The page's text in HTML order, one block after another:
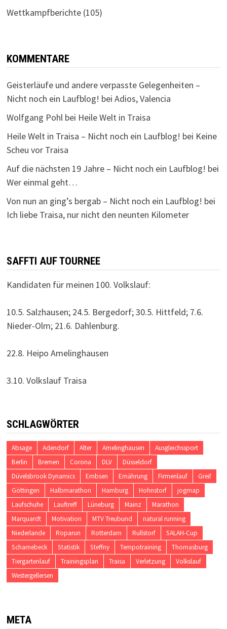
Wettkampfberichte(105)
KOMMENTARE
Geisterläufe und andere verpasste Gelegenheiten –
Nicht noch ein Laufblog! bei Adios, Valencia
Wolfgang Pohl bei Heile Welt in Traisa
Heile Welt in Traisa – Nicht noch ein Laufblog! bei Keine
Scheu vor Traisa
Auf die nächsten 19 Jahre – Nicht noch ein Laufblog! bei
Wer einmal geht…
Von nun an ging’s bergab – Nicht noch ein Laufblog! bei
Ich liebe Traisa, nur nicht den neunten Kilometer
SAFFTI AUF TOURNEE
Kandidaten für meinen 100. Volkslauf:
10.5. Salzhausen; 24.5. Bergedorf; 30.5. Hittfeld; 7.6.
Nieder-Olm; 21.6. Dahlenburg.
22.8. Heipo Amelinghausen
3.10. Volkslauf Traisa
SCHLAGWÖRTER
Absage Adendorf Alter Amelinghausen
Ausgleichssport
Berlin
Bremen Corona DLV
Düsseldorf
Düvelsbrook Dynamics
Embsen Ernährung Firmenlauf
Greif
Göttingen
Halbmarathon Hamburg Hohnstorf
jogmap
Laufschuhe
Lauftreff Lüneburg Mainz
Marathon
Marquardt
Motivation MTV Treubund
natural running
Niederlande
Roparun Rotterdam Rullstorf
SALAH-Cup
Scharnebeck
Statistik Steffny Tempotraining
Thomasburg
Tiergartenlauf
Trainingsplan Traisa Verletzung
Volkslauf
Westergellersen
META